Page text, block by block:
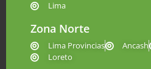
Lima
Zona Norte
Lima Provincias Ancash
Loreto